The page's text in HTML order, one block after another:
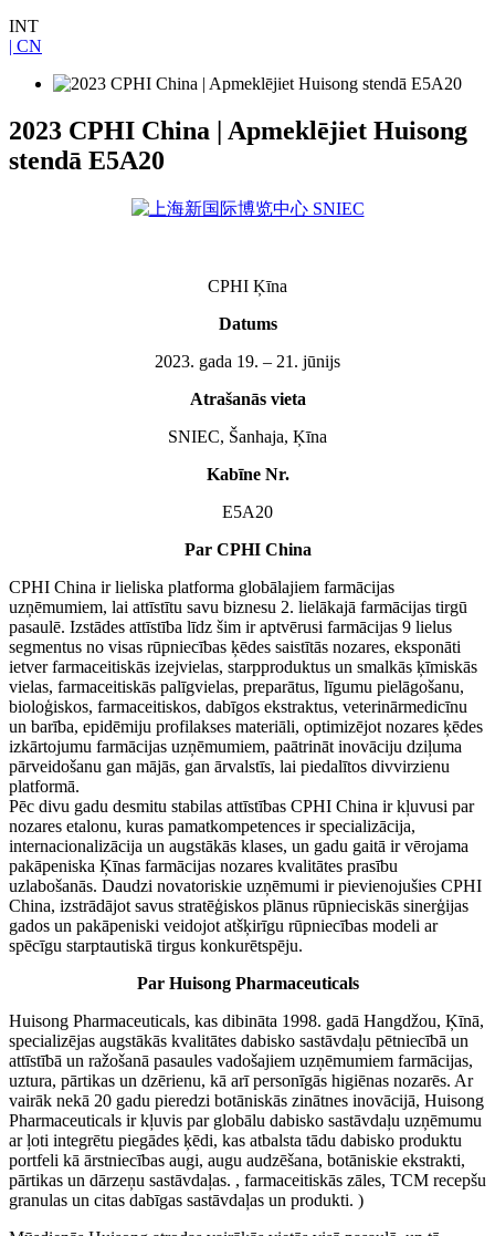
INT
| CN
2023 CPHI China | Apmeklējiet Huisong
stendā E5A20
CPHI Ķīna
Datums
2023. gada 19. – 21. jūnijs
Atrašanās vieta
SNIEC, Šanhaja, Ķīna
Kabīne Nr.
E5A20
Par CPHI China
CPHI China ir lieliska platforma globālajiem farmācijas
uzņēmumiem, lai attīstītu savu biznesu 2. lielākajā farmācijas tirgū
pasaulē. Izstādes attīstība līdz šim ir aptvērusi farmācijas 9 lielus
segmentus no visas rūpniecības ķēdes saistītās nozares, eksponāti
ietver farmaceitiskās izejvielas, starpproduktus un smalkās ķīmiskās
vielas, farmaceitiskās palīgvielas, preparātus, līgumu pielāgošanu,
bioloģiskos, farmaceitiskos, dabīgos ekstraktus, veterinārmedicīnu
un barība, epidēmiju profilakses materiāli, optimizējot nozares ķēdes
izkārtojumu farmācijas uzņēmumiem, paātrināt inovāciju dziļuma
pārveidošanu gan mājās, gan ārvalstīs, lai piedalītos divvirzienu
platformā.
Pēc divu gadu desmitu stabilas attīstības CPHI China ir kļuvusi par
nozares etalonu, kuras pamatkompetences ir specializācija,
internacionalizācija un augstākās klases, un gadu gaitā ir vērojama
pakāpeniska Ķīnas farmācijas nozares kvalitātes prasību
uzlabošanās. Daudzi novatoriskie uzņēmumi ir pievienojušies CPHI
China, izstrādājot savus stratēģiskos plānus rūpnieciskās sinerģijas
gados un pakāpeniski veidojot atšķirīgu rūpniecības modeli ar
spēcīgu starptautiskā tirgus konkurētspēju.
Par Huisong Pharmaceuticals
Huisong Pharmaceuticals, kas dibināta 1998. gadā Hangdžou, Ķīnā,
specializējas augstākās kvalitātes dabisko sastāvdaļu pētniecībā un
attīstībā un ražošanā pasaules vadošajiem uzņēmumiem farmācijas,
uztura, pārtikas un dzērienu, kā arī personīgās higiēnas nozarēs. Ar
vairāk nekā 20 gadu pieredzi botāniskās zinātnes inovācijā, Huisong
Pharmaceuticals ir kļuvis par globālu dabisko sastāvdaļu uzņēmumu
ar ļoti integrētu piegādes ķēdi, kas atbalsta tādu dabisko produktu
portfeli kā ārstniecības augi, augu audzēšana, botāniskie ekstrakti,
pārtikas un dārzeņu sastāvdaļas. , farmaceitiskās zāles, TCM recepšu
granulas un citas dabīgas sastāvdaļas un produkti. )